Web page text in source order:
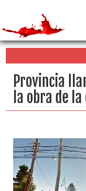
Provincia
la obra de